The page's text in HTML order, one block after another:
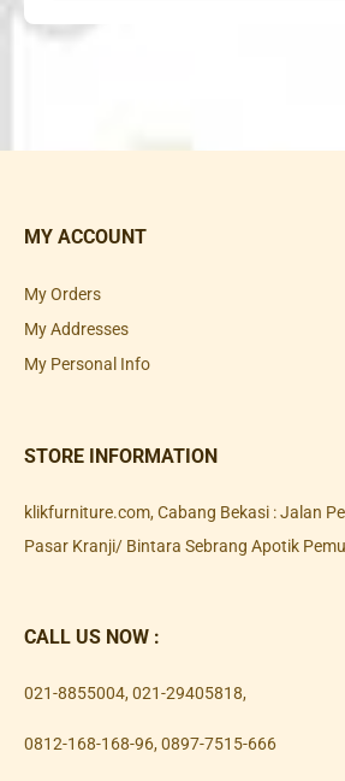
MY ACCOUNT
My Orders
My Addresses
My Personal Info
STORE INFORMATION
klikfurniture.com, Cabang Bekasi : Jalan
Pasar Kranji/ Bintara Sebrang Apotik
CALL US NOW :
021-8855004, 021-29405818,
0812-168-168-96, 0897-7515-666